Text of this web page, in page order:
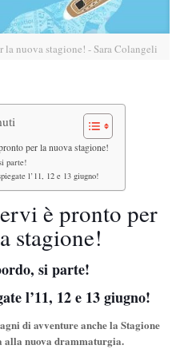
la nuova stagione! - Sara Colangeli
per la nuova stagione!
parte!
l’11, 12 e 13 giugno!
è pronto per
stagione!
si parte!
l’11, 12 e 13 giugno!
di avventure anche la Stagione
alla nuova drammaturgia.